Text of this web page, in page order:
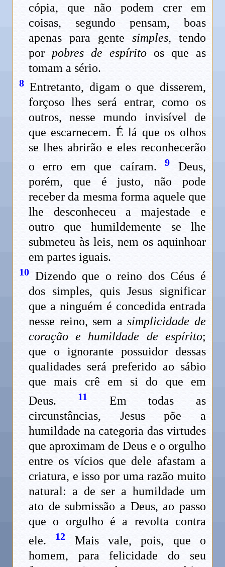
cópia, que não podem crer em
coisas, segundo pensam, boas
apenas para gente simples, tendo
por pobres de espíritoos que as
tomam a sério.
8 Entretanto, digam o que disserem,
forçoso lhes será entrar, como os
outros, nesse mundo invisível de
que escarnecem. É lá que os olhos
se lhes abrirão e eles reconhecerão
o erro em que caíram.9
Deus,
porém, que é justo, não pode
receber da mesma forma aquele que
lhe desconheceu a majestade e
outro que humildemente se lhe
submeteu às leis, nem os aquinhoar
em partes iguais.
10 Dizendo que o reino dos Céus é
dos simples, quis Jesus significar
que a ninguém é concedida entrada
nesse reino, sem asimplicidade de
coração e humildade de espírito;
que o ignorante possuidor dessas
qualidades será preferido ao sábio
que mais crê em si do que em
Deus.
11
Em todas as
circunstâncias, Jesus põe a
humildade na categoria das virtudes
que aproximam de Deus e o orgulho
entre os vícios que dele afastam a
criatura, e isso por uma razão muito
natural: a de ser a humildade um
ato de submissão a Deus, ao passo
que o orgulho é a revolta contra
ele.
12
Mais vale, pois, que o
homem, para felicidade do seu